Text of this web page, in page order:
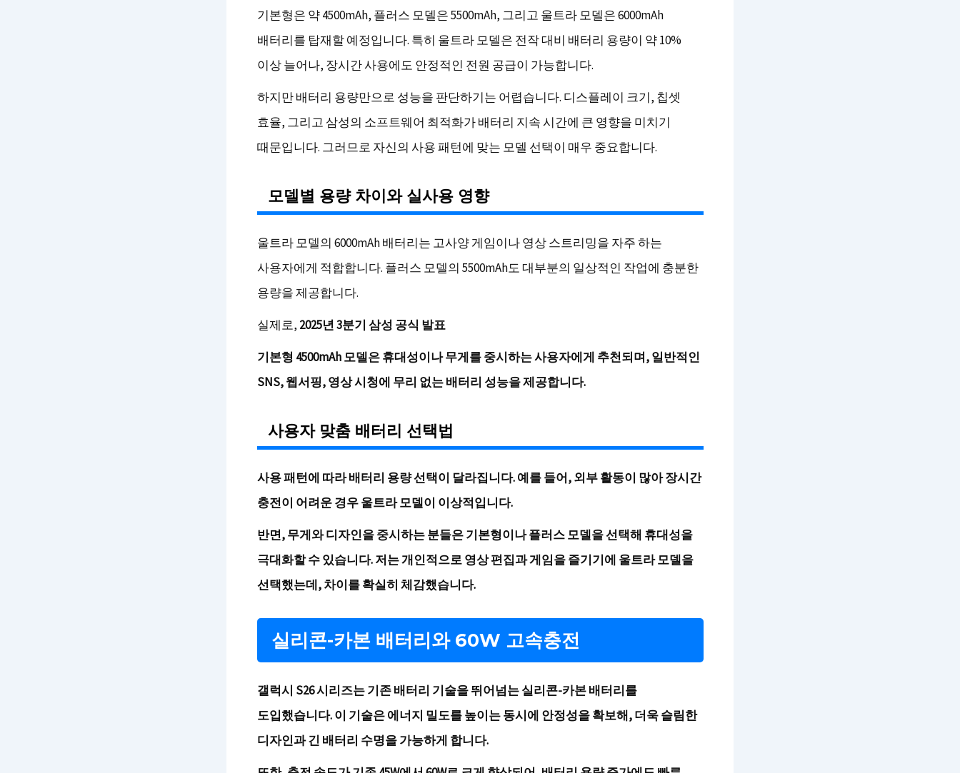
기본형은 약 4500mAh, 플러스 모델은 5500mAh, 그리고 울트라 모델은 6000mAh
배터리를 탑재할 예정입니다. 특히 울트라 모델은 전작 대비 배터리 용량이 약 10%
이상 늘어나, 장시간 사용에도 안정적인 전원 공급이 가능합니다.
하지만 배터리 용량만으로 성능을 판단하기는 어렵습니다. 디스플레이 크기, 칩셋
효율, 그리고 삼성의 소프트웨어 최적화가 배터리 지속 시간에 큰 영향을 미치기
때문입니다. 그러므로 자신의 사용 패턴에 맞는 모델 선택이 매우 중요합니다.
모델별 용량 차이와 실사용 영향
울트라 모델의 6000mAh 배터리는 고사양 게임이나 영상 스트리밍을 자주 하는
사용자에게 적합합니다. 플러스 모델의 5500mAh도 대부분의 일상적인 작업에 충분한
용량을 제공합니다.
실제로, 2025년 3분기 삼성 공식 발표
기본형 4500mAh 모델은 휴대성이나 무게를 중시하는 사용자에게 추천되며, 일반적인
SNS, 웹서핑, 영상 시청에 무리 없는 배터리 성능을 제공합니다.
사용자 맞춤 배터리 선택법
사용 패턴에 따라 배터리 용량 선택이 달라집니다. 예를 들어, 외부 활동이 많아 장시간
충전이 어려운 경우 울트라 모델이 이상적입니다.
반면, 무게와 디자인을 중시하는 분들은 기본형이나 플러스 모델을 선택해 휴대성을
극대화할 수 있습니다. 저는 개인적으로 영상 편집과 게임을 즐기기에 울트라 모델을
선택했는데, 차이를 확실히 체감했습니다.
실리콘-카본 배터리와 60W 고속충전
갤럭시 S26 시리즈는 기존 배터리 기술을 뛰어넘는 실리콘-카본 배터리를
도입했습니다. 이 기술은 에너지 밀도를 높이는 동시에 안정성을 확보해, 더욱 슬림한
디자인과 긴 배터리 수명을 가능하게 합니다.